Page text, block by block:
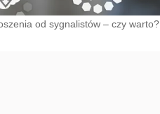
od sygnalistów – czy warto?